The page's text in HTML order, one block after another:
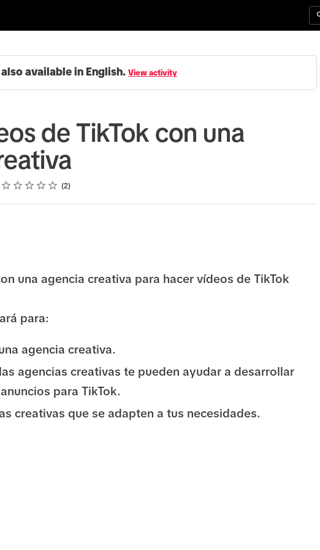
available in English. View activity
de TikTok con una
Rating
1 star
2 stars
3 stars
4 stars
5 stars 2
una agencia creativa para hacer vídeos de TikTok
para:
agencia creativa.
agencias creativas te pueden ayudar a desarrollar
para TikTok.
creativas que se adapten a tus necesidades.